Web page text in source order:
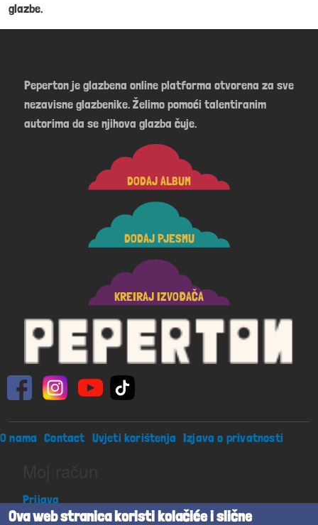
glazbe.
Peperton je glazbena online platforma otvorena za sve
nezavisne glazbenike. Želimo pomoći talentiranim
autorima da se njihova glazba čuje.
DODAJ ALBUM
DODAJ PJESMU
KREIRAJ IZVOĐAČA
Footer menu
O nama Contact Uvjeti korištenja Izjava o privatnosti
Prijava
Ova web stranica koristi kolačiće i slične